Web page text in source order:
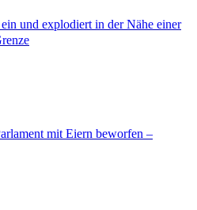
und explodiert in der Nähe einer
mit Eiern beworfen –